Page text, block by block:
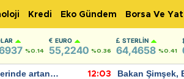
Kredi Eko Gündem Borsa Ve
%0.14
EURO
55,2240 %0.36
STERLIN
64,4658 %0.41
artan
12:03
Bakan Şimşek,